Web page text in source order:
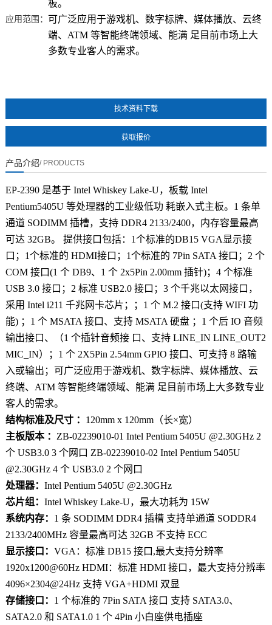
板。
应用范围： 可广泛应用于游戏机、数字标牌、媒体播放、云终
端、ATM 等智能终端领域、能满 足目前市场上大
多数专业客人的需求。
暂无数据
技术资料下载
产品介绍/ PRODUCTS
EP-2390 是基于 Intel Whiskey Lake-U，板载 Intel
Pentium5405U 等处理器的工业级低功 耗嵌入式主板。1 条单
通道 SODIMM 插槽，支持 DDR4 2133/2400，内存容量最高
可达 32GB。 提供接口包括：1个标准的DB15 VGA显示接
口；1个标准的 HDMI接口；1个标准的 7Pin SATA 接口；2 个
COM 接口(1 个 DB9、1 个 2x5Pin 2.00mm 插针)；4 个标准
USB 3.0 接口；2 标准 USB2.0 接口；3 个千兆以太网接口，
采用 Intel i211 千兆网卡芯片；；1 个 M.2 接口(支持 WIFI 功
能) ；1 个 MSATA 接口、支持 MSATA 硬盘 ；1 个后 IO 音频
输出接口、（1 个插针音频接 口、支持 LINE_IN LINE_OUT2
MIC_IN）；1 个 2X5Pin 2.54mm GPIO 接口、可支持 8 路输
入或输出；可广泛应用于游戏机、数字标牌、媒体播放、云
终端、ATM 等智能终端领域、能满 足目前市场上大多数专业
客人的需求。
结构标准及尺寸 ： 120mm x 120mm（长×宽）
主板版本 ： ZB-02239010-01 Intel Pentium 5405U @2.30GHz 2
个 USB3.0 3 个网口 ZB-02239010-02 Intel Pentium 5405U
@2.30GHz 4 个 USB3.0 2 个网口
处理器： Intel Pentium 5405U @2.30GHz
芯片组： Intel Whiskey Lake-U，最大功耗为 15W
系统内存： 1 条 SODIMM DDR4 插槽 支持单通道 SODDR4
2133/2400MHz 容量最高可达 32GB 不支持 ECC
显示接口： VGA：标准 DB15 接口,最大支持分辨率
1920x1200@60Hz HDMI：标准 HDMI 接口，最大支持分辨率
4096×2304@24Hz 支持 VGA+HDMI 双显
存储接口： 1 个标准的 7Pin SATA 接口 支持 SATA3.0、
SATA2.0 和 SATA1.0 1 个 4Pin 小白座供电插座